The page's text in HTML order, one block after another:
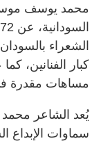
محمد يوسف
الشعراء
كبار الفنانين،
مساهات مقدرة
يُعد الشاعر
سماوات الإبداع